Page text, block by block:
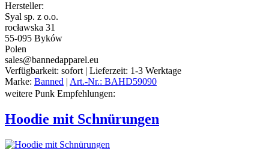
Hersteller:
Syal sp. z o.o.
rocławska 31
55-095 Byków
Polen
sales@bannedapparel.eu
Verfügbarkeit: sofort | Lieferzeit: 1-3 Werktage
Marke: Banned | Art.-Nr.: BAHD59090
weitere Punk Empfehlungen:
Hoodie mit Schnürungen